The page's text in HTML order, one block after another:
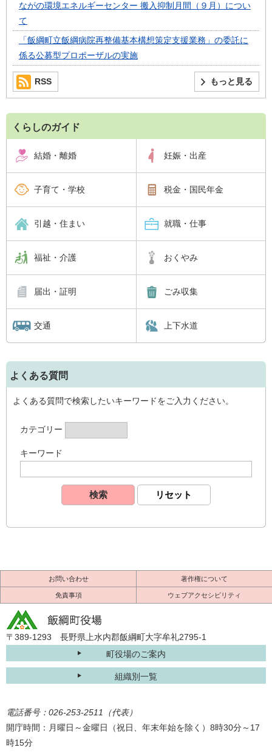
ながの環境エネルギーセンター 搬入抑制月間（９月）につい
て
「飯綱町立飯綱病院再整備基本構想策定支援業務」の委託に
係る公募型プロポーザルの実施
もっと見る
RSS
くらしのガイド
結婚・離婚 妊娠・出産
子育て・学校 税金・国民年金
引越・住まい 就職・仕事
福祉・介護 おくやみ
届出・証明 ごみ収集
交通 上下水道
よくある質問
よくある質問で検索したいキーワードをご入力ください。
カテゴリー
キーワード
お問い合わせ 著作権について
免責事項 ウェブアクセシビリティ
〒389-1293 長野県上水内郡飯綱町大字牟礼2795-1
町役場のご案内
組織別一覧
電話番号：026-253-2511（代表）
開庁時間：月曜日～金曜日（祝日、年末年始を除く）8時30分～17
時15分